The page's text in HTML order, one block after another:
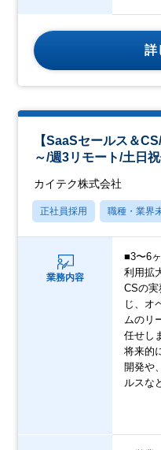
詳
【SaaSセールス＆
～/週3リモート/土日
カイテク株式会社
正社員採用 職種・業界
業務内容
■3〜6
利用拡
CSの
じ、オ
ムのリ
任せし
将来的
開発や
ルスな